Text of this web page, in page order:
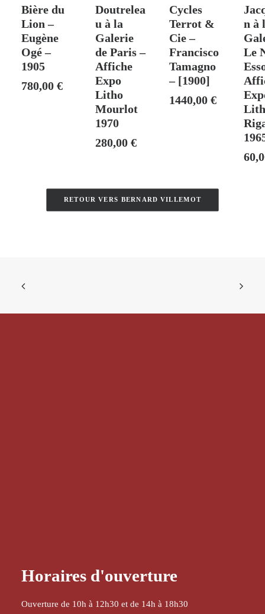
Bière du
Lion –
Eugène
Ogé –
1905
780,00 €
Doutrelea
u à la
Galerie
de Paris –
Affiche
Expo
Litho
Mourlot
1970
280,00€
Cycles
Terrot &
Cie –
Francisco
Tamagno
– [1900]
1440,00€
n à
Le
RETOUR VERS BERNARD VILLEMOT
Horaires d'ouverture
Ouverture de 10h à 12h30 et de 14h à 18h30